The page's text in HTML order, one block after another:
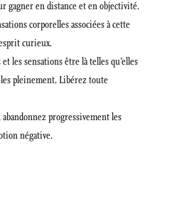
gagner en distance et en objectivité.
corporelles associées à cette
curieux.
les sensations être là telles qu’elles
pleinement. Libérez toute
progressivement les
négative.